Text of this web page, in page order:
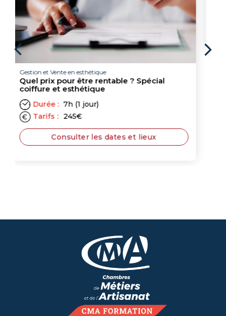
formation/technique
Consulter les dates et lieux